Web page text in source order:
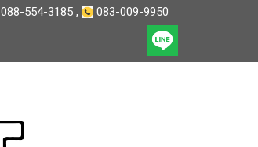
088-554-3185 , 083-009-9950